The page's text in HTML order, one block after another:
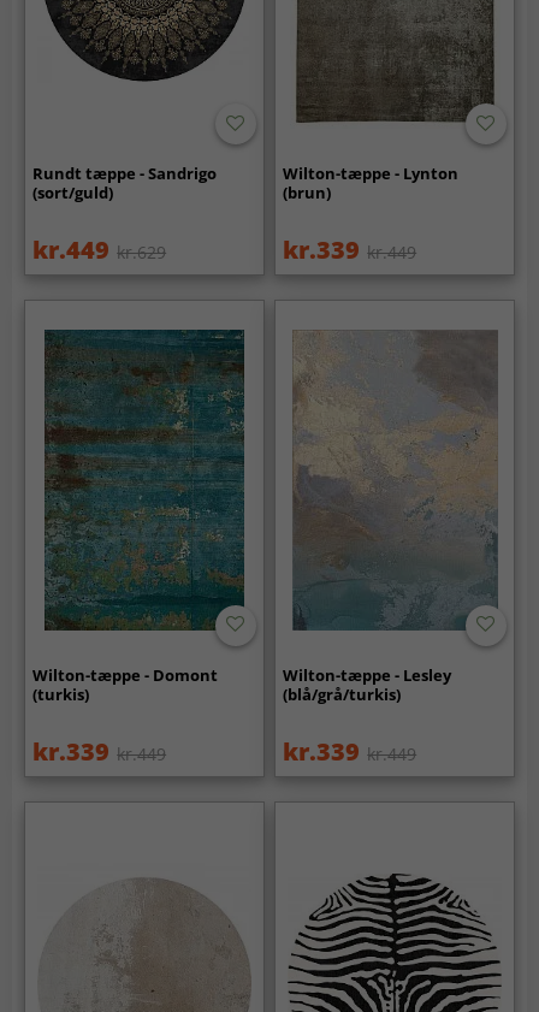
Rundt tæppe - Sandrigo
(sort/guld)
kr.449 kr.629
Wilton-tæppe - Lynton
(brun)
kr.339 kr.449
Wilton-tæppe - Domont
(turkis)
kr.339 kr.449
Wilton-tæppe - Lesley
(blå/grå/turkis)
kr.339 kr.449